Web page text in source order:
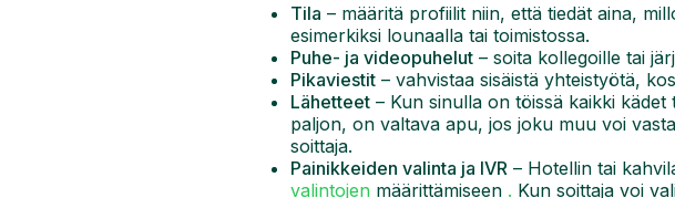
Tila – määritä profiilit niin, että tiedät aina,
esimerkiksi lounaalla tai toimistossa.
Puhe- ja videopuhelut – soita kollegoille tai
Pikaviestit – vahvistaa sisäistä yhteistyötä,
Lähetteet – Kun sinulla on töissä kaikki
paljon, on valtava apu, jos joku muu voi
soittaja.
Painikkeiden valinta ja IVR – Hotellin tai
valintojen määrittämiseen . Kun soittaja voi